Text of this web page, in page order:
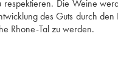
respektieren. Die Weine
des Guts durch den
Rhone-Tal zu werden.